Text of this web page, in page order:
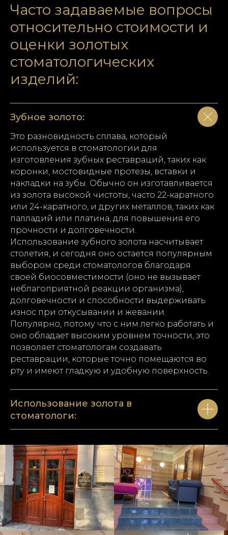
Часто задаваемые вопросы
относительно стоимости и
оценки золотых
стоматологических
изделий:
Зубное золото:
Это разновидность сплава, который
используется в стоматологии для
изготовления зубных реставраций, таких как
коронки, мостовидные протезы, вставки и
накладки на зубы. Обычно он изготавливается
из золота высокой чистоты, часто 22-каратного
или 24-каратного, и других металлов, таких как
палладий или платина, для повышения его
прочности и долговечности.
Использование зубного золота насчитывает
столетия, и сегодня оно остается популярным
выбором среди стоматологов благодаря
своей биосовместимости (оно не вызывает
неблагоприятной реакции организма),
долговечности и способности выдерживать
износ при откусывании и жевании.
Популярно, потому что с ним легко работать и
оно обладает высоким уровнем точности, это
позволяет стоматологам создавать
реставрации, которые точно помещаются во
рту и имеют гладкую и удобную поверхность.
Использование золота в
стоматологи: